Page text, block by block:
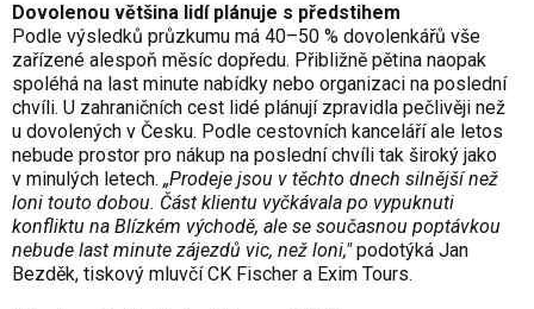
Dovolenou většina lidí plánuje s předstihem
Podle výsledků průzkumu má 40–50 % dovolenkářů vše
zařízené alespoň měsíc dopředu. Přibližně pětina naopak
spoléhá na last minute nabídky nebo organizaci na poslední
chvíli. U zahraničních cest lidé plánují zpravidla pečlivěji než
u dovolených v Česku. Podle cestovních kanceláří ale letos
nebude prostor pro nákup na poslední chvíli tak široký jako
v minulých letech. „Prodeje jsou v těchto dnech silnější než
loni touto dobou. Část klientu vyčkávala po vypuknuti
konfliktu na Blízkém východě, ale se současnou poptávkou
nebude last minute zájezdů vic, než loni,"podotýká Jan
Bezděk, tiskový mluvčí CK Fischer a Exim Tours.